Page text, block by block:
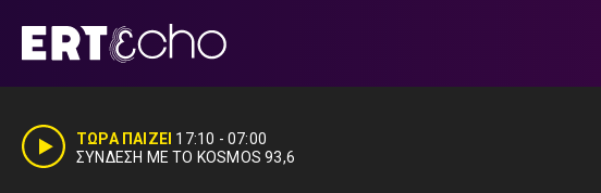
περιεχόμενο
ΤΩΡΑ ΠΑΙΖΕΙ 17:10 -07:00
ΣΥΝΔΕΣΗ ΜΕ ΤΟ KOSMOS 93,6